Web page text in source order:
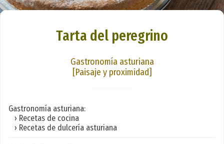
Tarta del peregrino
Gastronomía asturiana
[Paisaje y proximidad]
Gastronomía asturiana:
› Recetas de cocina
› Recetas de dulcería asturiana